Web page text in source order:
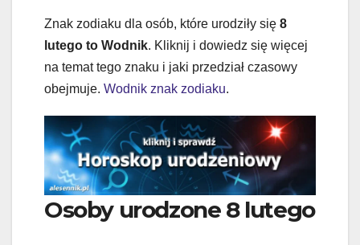
Znak zodiaku dla osób, które urodziły się 8
lutego to Wodnik. Kliknij i dowiedz się więcej
na temat tego znaku i jaki przedział czasowy
obejmuje. Wodnik znak zodiaku.
Osoby urodzone 8 lutego